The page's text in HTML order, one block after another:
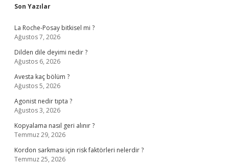
Sidebar
Son Yazılar
La Roche-Posay bitkisel mi ?
Ağustos 7, 2026
Dilden dile deyimi nedir ?
Ağustos 6, 2026
Avesta kaç bölüm ?
Ağustos 5, 2026
Agonist nedir tıpta ?
Ağustos 3, 2026
Kopyalama nasıl geri alınır ?
Temmuz 29, 2026
Kordon sarkması için risk faktörleri nelerdir ?
Temmuz 25, 2026